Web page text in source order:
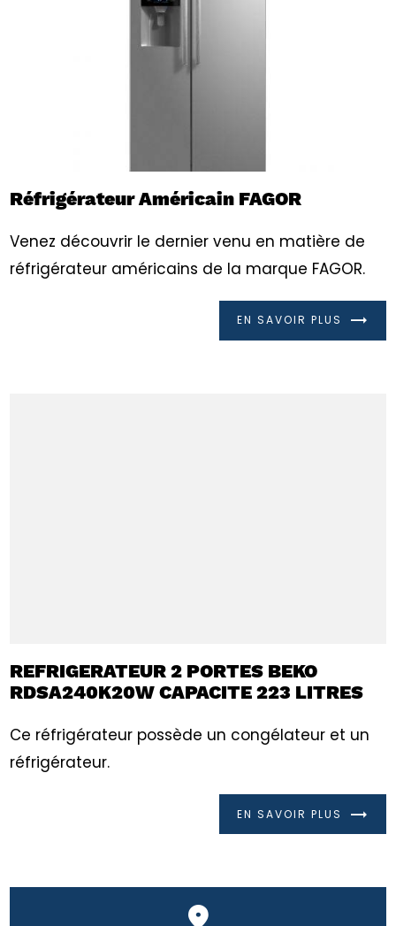
Réfrigérateur Américain FAGOR
Venez découvrir le dernier venu en matière de
réfrigérateur américains de la marque FAGOR.
EN SAVOIR PLUS
REFRIGERATEUR 2 PORTES BEKO
RDSA240K20W CAPACITE 223 LITRES
Ce réfrigérateur possède un congélateur et un
réfrigérateur.
EN SAVOIR PLUS